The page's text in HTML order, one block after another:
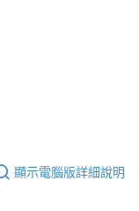
顯示電腦版詳細說明